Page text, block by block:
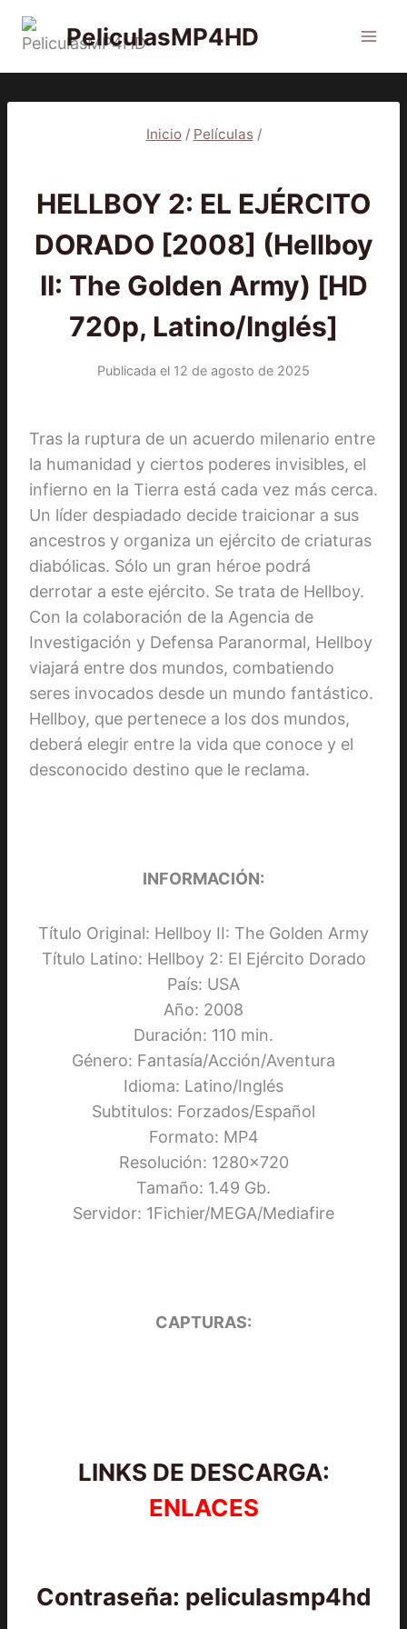
PeliculasMP4HD
Inicio / Películas /
HELLBOY 2: EL EJÉRCITO
DORADO [2008] (Hellboy
II: The Golden Army) [HD
720p, Latino/Inglés]
Publicada el 12 de agosto de 2025
Tras la ruptura de un acuerdo milenario entre
la humanidad y ciertos poderes invisibles, el
infierno en la Tierra está cada vez más cerca.
Un líder despiadado decide traicionar a sus
ancestros y organiza un ejército de criaturas
diabólicas. Sólo un gran héroe podrá
derrotar a este ejército. Se trata de Hellboy.
Con la colaboración de la Agencia de
Investigación y Defensa Paranormal, Hellboy
viajará entre dos mundos, combatiendo
seres invocados desde un mundo fantástico.
Hellboy, que pertenece a los dos mundos,
deberá elegir entre la vida que conoce y el
desconocido destino que le reclama.
INFORMACIÓN:
Título Original: Hellboy II: The Golden Army
Título Latino: Hellboy 2: El Ejército Dorado
País: USA
Año: 2008
Duración: 110 min.
Género: Fantasía/Acción/Aventura
Idioma: Latino/Inglés
Subtitulos: Forzados/Español
Formato: MP4
Resolución: 1280×720
Tamaño: 1.49 Gb.
Servidor: 1Fichier/MEGA/Mediafire
CAPTURAS:
LINKS DE DESCARGA:
ENLACES
Contraseña: peliculasmp4hd